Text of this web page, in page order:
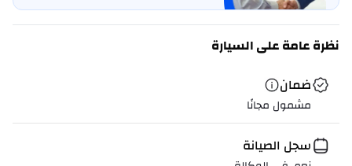
نظرة عامة على السيارة
ضمان
مشمول مجانًا
سجل الصيانة